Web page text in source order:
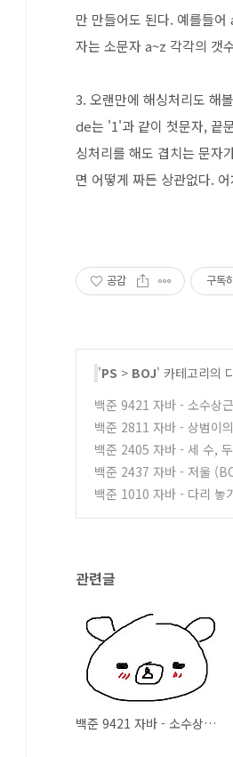
만 만들어도 된다. 예를들
자는 소문자 a~z 각각의 갯
3. 오랜만에 해싱처리도 해
de는 '1'과 같이 첫문자, 끝
싱처리를 해도 겹치는 문자
면 어떻게 짜든 상관없다.
공감 구독
'PS > BOJ' 카테고리의
백준 9421 자바 - 소수상
백준 2811 자바 - 상범이
백준 2405 자바 - 세 수,
백준 2437 자바 - 저울
백준 1010 자바 - 다리 놓
관련글
백준 9421 자바 - 소수상근수 (BOJ 9421 JAVA)